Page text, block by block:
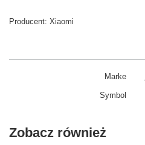
Producent: Xiaomi
Marke
Symbol
Zobacz również